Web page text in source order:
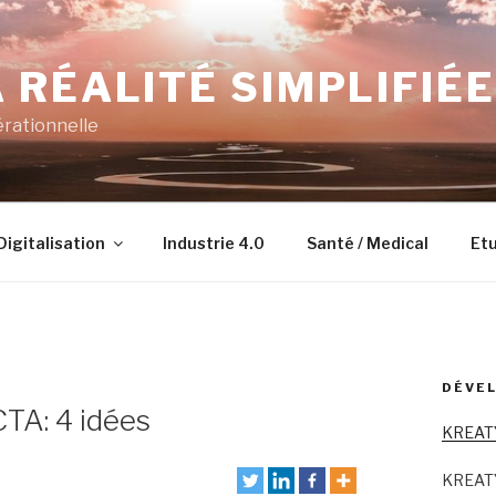
RÉALITÉ SIMPLIFIÉE
Industrie 4.0 Santé / Medical
4 idées